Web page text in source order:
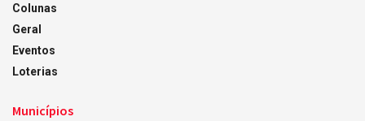
Colunas
Geral
Eventos
Loterias
Municípios